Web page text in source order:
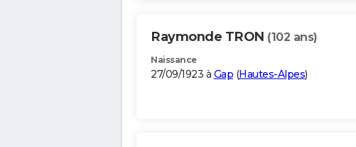
Raymonde TRON (102 ans)
Naissance
27/09/1923 à Gap (Hautes-Alpes)